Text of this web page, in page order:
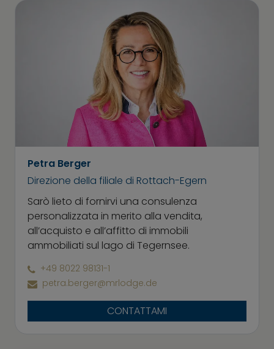
Petra Berger
Direzione della filiale di Rottach-Egern
Sarò lieto di fornirvi una consulenza
personalizzata in merito alla vendita,
all’acquisto e all’affitto di immobili
ammobiliati sul lago di Tegernsee.
+49 8022 98131-1
petra.berger@mrlodge.de
CONTATTAMI